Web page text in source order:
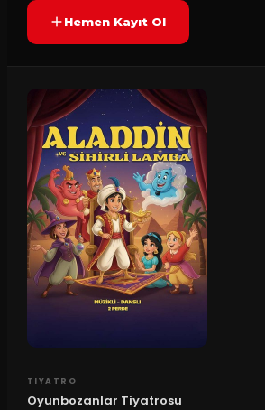
Hemen Kayıt Ol
TIYATRO
Oyunbozanlar Tiyatrosu